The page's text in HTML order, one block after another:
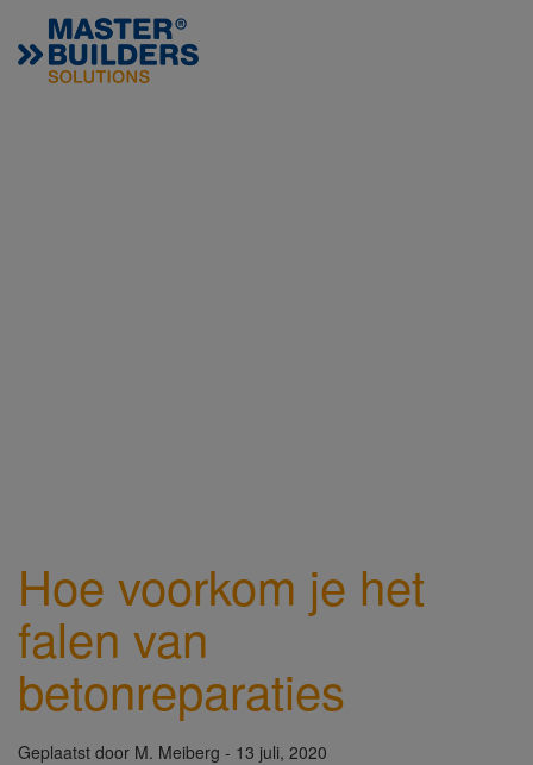
Hoe voorkom je het
falen van
betonreparaties
Geplaatst door M. Meiberg - 13 juli, 2020